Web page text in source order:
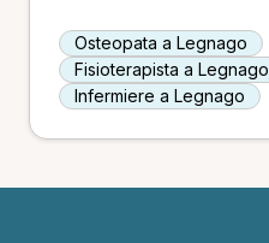
Osteopata a Legnago
Fisioterapista a Legnago
Infermiere a Legnago